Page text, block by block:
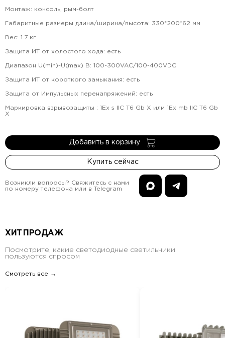
Монтаж: консоль, рым-болт
Габаритные размеры длина/ширина/высота: 330*200*62 мм
Вес: 1.7 кг
Защита ИТ от холостого хода: есть
Диапазон U(min)-U(max) В: 100-300VAC/100-400VDC
Защита ИТ от короткого замыкания: есть
Защита от Импульсных перенапряжений: есть
Маркировка взрывозащиты : 1Ex s IIC T6 Gb X или 1Ex mb IIC T6 Gb
X
Добавить в корзину
Купить сейчас
Возникли вопросы? Свяжитесь с нами
по номеру телефона или в Telegram
ХИТ ПРОДАЖ
Посмотрите, какие светодиодные светильники
пользуются спросом
Смотреть все →